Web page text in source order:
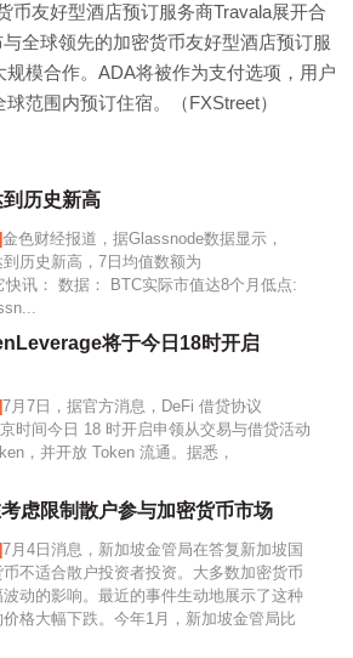
币友好型酒店预订服务商Travala展开合
全球领先的加密货币友好型酒店预订服
规模合作。ADA将被作为支付选项，用户
范围内预订住宿。（FXStreet）
历史新高
金色财经报道，据Glassnode数据显示，
历史新高，7日均值数额为
快讯： 数据： BTC实际市值达8个月低点:
将于今日18时开启
7月7日，据官方消息，DeFi 借贷协议
时间今日 18 时开启申领从交易与借贷活动
，并开放 Token 流通。据悉，
虑限制散户参与加密货币市场
7月4日消息，新加坡金管局在答复新加坡国
不适合散户投资者投资。大多数加密货币
动的影响。最近的事件生动地展示了这种
格大幅下跌。今年1月，新加坡金管局比